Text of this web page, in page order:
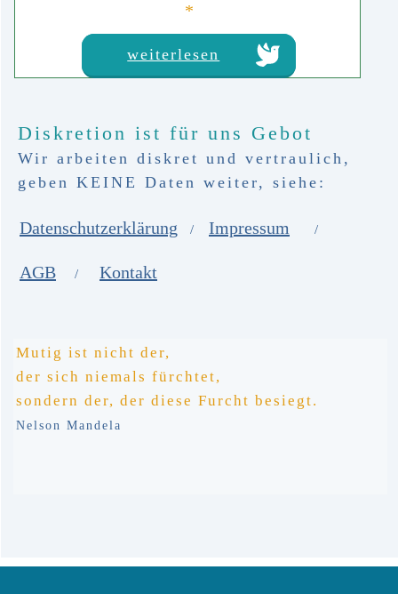
*
weiterlesen
Diskretion ist für uns Gebot
Wir arbeiten diskret und vertraulich,
geben KEINE Daten weiter, siehe:
Datenschutzerklärung / Impressum /
AGB / Kontakt
Mutig ist nicht der,
der sich niemals fürchtet,
sondern der, der diese Furcht besiegt.
Nelson Mandela